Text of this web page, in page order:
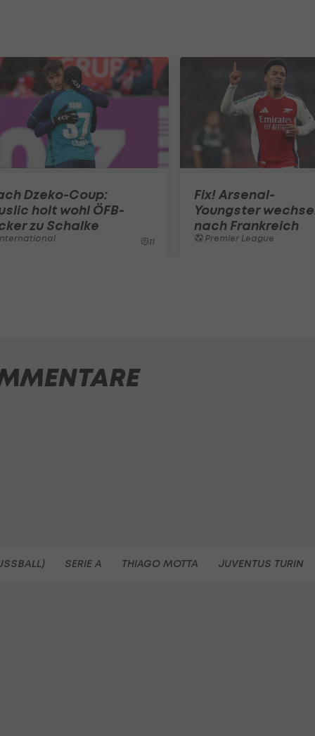
Dzeko-Coup:
holt wohl ÖFB-
zu Schalke
11
Fix! Arsenal-
Youngster
nach Frankreich
Premier League
SERIE A THIAGO MOTTA JUVENTUS TURIN